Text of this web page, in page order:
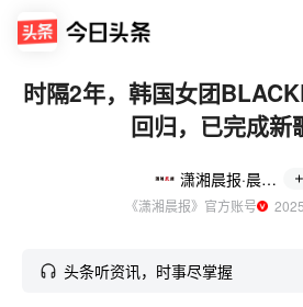
时隔2年，韩国女团
回归，已完成新
潇湘晨报·晨视频
《潇湘晨报》官方账号
头条听资讯，时事尽掌握